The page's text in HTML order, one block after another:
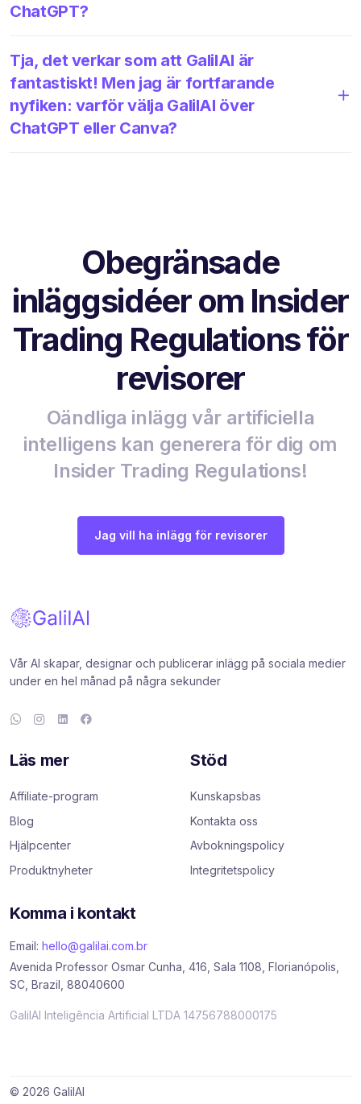
ChatGPT?
Tja, det verkar som att GalilAI är
fantastiskt! Men jag är fortfarande
nyfiken: varför välja GalilAI över
ChatGPT eller Canva?
Obegränsade
inläggsidéer om Insider
Trading Regulations för
revisorer
Oändliga inlägg vår artificiella
intelligens kan generera för dig om
Insider Trading Regulations!
Jag vill ha inlägg för revisorer
Vår AI skapar, designar och publicerar inlägg på sociala medier
under en hel månad på några sekunder
Läs mer
Affiliate-program
Blog
Hjälpcenter
Produktnyheter
Stöd
Kunskapsbas
Kontakta oss
Avbokningspolicy
Integritetspolicy
Komma i kontakt
Email: hello@galilai.com.br
Avenida Professor Osmar Cunha, 416, Sala 1108, Florianópolis,
SC, Brazil, 88040600
GalilAI Inteligência Artificial LTDA 14756788000175
© 2026 GalilAI